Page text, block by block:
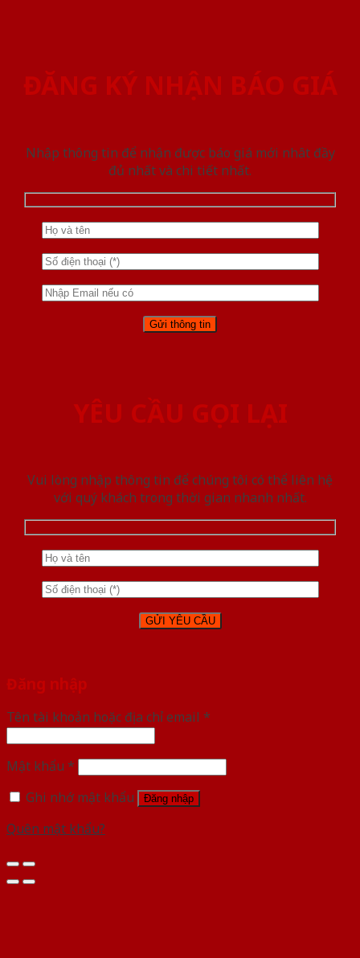
ĐĂNG KÝ NHẬN BÁO GIÁ
Nhập thông tin để nhận được báo giá mới nhât đầy
đủ nhất và chi tiết nhất.
YÊU CẦU GỌI LẠI
Vui lòng nhập thông tin để chúng tôi có thể liên hệ
với quý khách trong thời gian nhanh nhất.
Đăng nhập
Tên tài khoản hoặc địa chỉ email *
Mật khẩu *
Ghi nhớ mật khẩu
Đăng nhập
Quên mật khẩu?